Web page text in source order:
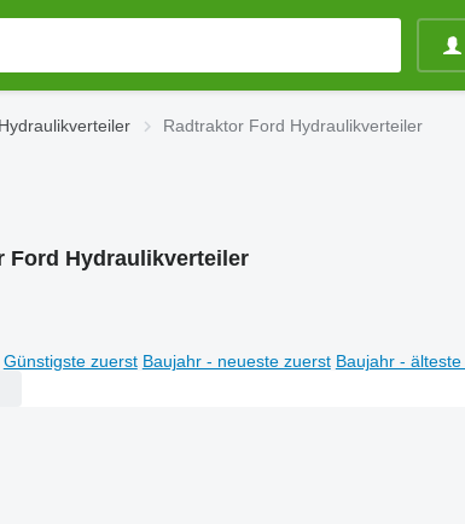
Radtraktor Ford Hydraulikverteiler
Ford Hydraulikverteiler
Günstigste zuerst Baujahr - neueste zuerst Baujahr -